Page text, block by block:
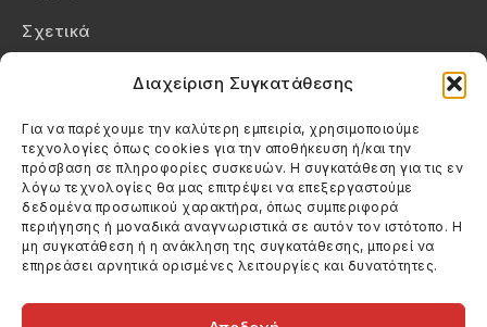
Διαχείριση Συγκατάθεσης
Για να παρέχουμε την καλύτερη εμπειρία, χρησιμοποιούμε
τεχνολογίες όπως cookies για την αποθήκευση ή/και την
πρόσβαση σε πληροφορίες συσκευών. Η συγκατάθεση για τις εν
λόγω τεχνολογίες θα μας επιτρέψει να επεξεργαστούμε
δεδομένα προσωπικού χαρακτήρα, όπως συμπεριφορά
περιήγησης ή μοναδικά αναγνωριστικά σε αυτόν τον ιστότοπο. Η
μη συγκατάθεση ή η ανάκληση της συγκατάθεσης, μπορεί να
επηρεάσει αρνητικά ορισμένες λειτουργίες και δυνατότητες.
Σχετικά
Πολιτική Cookies (ΕΕ)
Στοιχεία Επικοινωνίας
Καλεσέ μας
(+30) 6974123481
Στείλε μας email
info@filmandtheater.gr